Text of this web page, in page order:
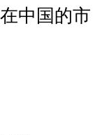
中国的市